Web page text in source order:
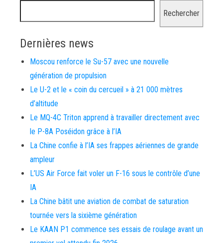
Rechercher
Dernières news
Moscou renforce le Su-57 avec une nouvelle
génération de propulsion
Le U-2 et le « coin du cercueil » à 21 000 mètres
d’altitude
Le MQ-4C Triton apprend à travailler directement avec
le P-8A Poséidon grâce à l’IA
La Chine confie à l’IA ses frappes aériennes de grande
ampleur
L’US Air Force fait voler un F-16 sous le contrôle d’une
IA
La Chine bâtit une aviation de combat de saturation
tournée vers la sixième génération
Le KAAN P1 commence ses essais de roulage avant un